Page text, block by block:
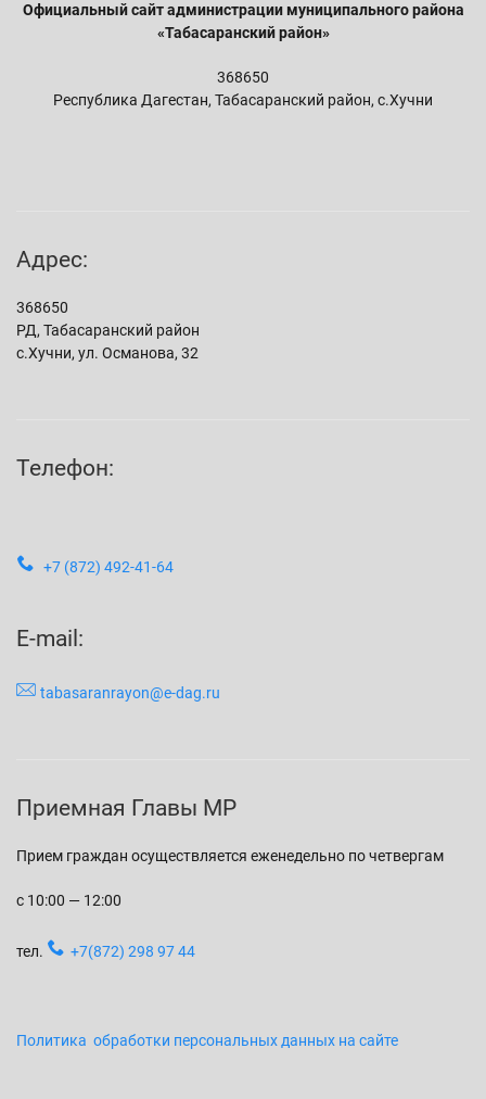
Официальный сайт администрации муниципального района
«Табасаранский район»
368650
Республика Дагестан, Табасаранский район, с.Хучни
Адрес:
368650
РД, Табасаранский район
с.Хучни, ул. Османова, 32
Телефон:
+7 (872) 492-41-64
E-mail:
tabasaranrayon@e-dag.ru
Приемная Главы МР
Прием граждан осуществляется еженедельно по четвергам
с 10:00 — 12:00
тел. +7(872) 298 97 44
Политика обработки персональных данных на сайте